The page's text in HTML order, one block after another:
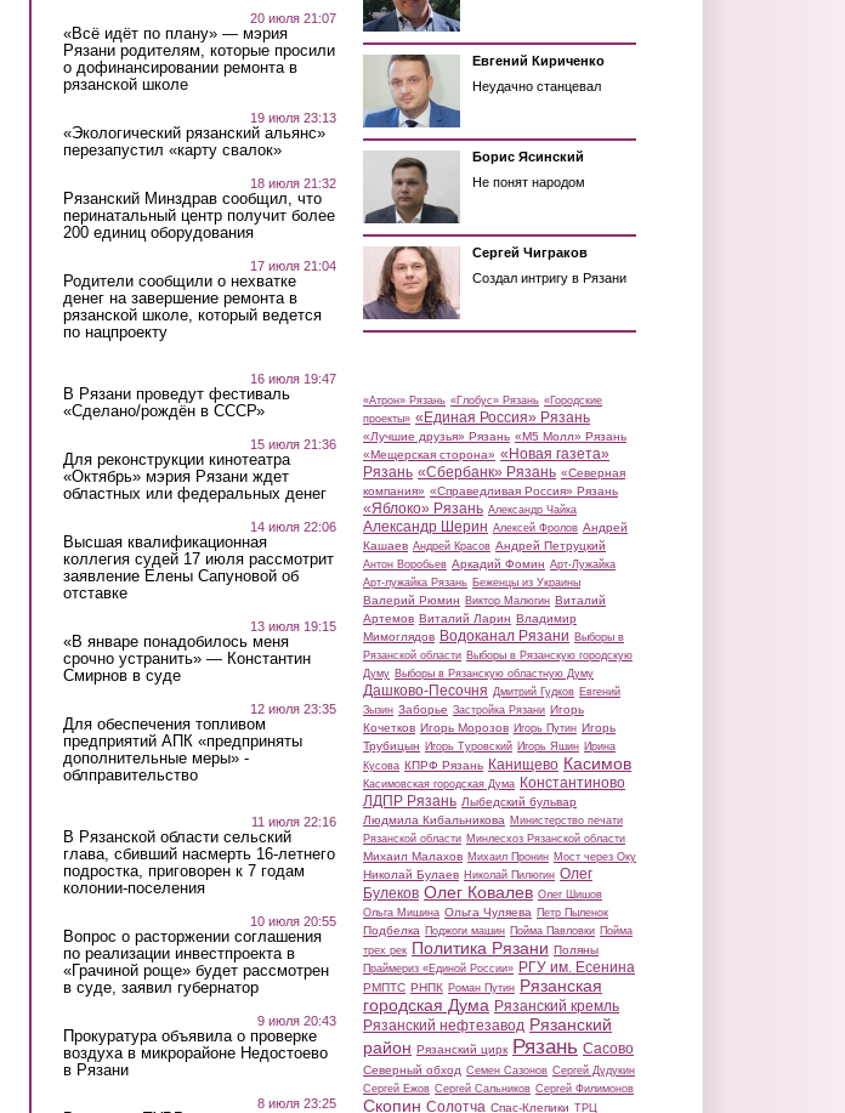
20 июля 21:07
«Всё идёт по плану» — мэрия
Рязани родителям, которые просили
о дофинансировании ремонта в
рязанской школе
19 июля 23:13
«Экологический рязанский альянс»
перезапустил «карту свалок»
18 июля 21:32
Рязанский Минздрав сообщил, что
перинатальный центр получит более
200 единиц оборудования
17 июля 21:04
Родители сообщили о нехватке
денег на завершение ремонта в
рязанской школе, который ведется
по нацпроекту
16 июля 19:47
В Рязани проведут фестиваль
«Сделано/рождён в СССР»
15 июля 21:36
Для реконструкции кинотеатра
«Октябрь» мэрия Рязани ждет
областных или федеральных денег
14 июля 22:06
Высшая квалификационная
коллегия судей 17 июля рассмотрит
заявление Елены Сапуновой об
отставке
13 июля 19:15
«В январе понадобилось меня
срочно устранить» — Константин
Смирнов в суде
12 июля 23:35
Для обеспечения топливом
предприятий АПК «предприняты
дополнительные меры» -
облправительство
11 июля 22:16
В Рязанской области сельский
глава, сбивший насмерть 16-летнего
подростка, приговорен к 7 годам
колонии-поселения
10 июля 20:55
Вопрос о расторжении соглашения
по реализации инвестпроекта в
«Грачиной роще» будет рассмотрен
в суде, заявил губернатор
9 июля 20:43
Прокуратура объявила о проверке
воздуха в микрорайоне Недостоево
в Рязани
8 июля 23:25
Евгений Кириченко
Неудачно станцевал
Борис Ясинский
Не понят народом
Сергей Чиграков
Создал интригу в Рязани
«Атрон» Рязань «Глобус» Рязань «Городские
проекты» «Единая Россия» Рязань
«Лучшие друзья» Рязань «М5 Молл» Рязань
«Мещерская сторона» «Новая газета»
Рязань «Сбербанк» Рязань «Северная
компания» «Справедливая Россия» Рязань
«Яблоко» Рязань Александр Чайка
Александр Шерин Алексей Фролов Андрей
Кашаев Андрей Красов Андрей Петруцкий
Антон Воробьев Аркадий Фомин Арт-Лужайка
Арт-лужайка Рязань Беженцы из Украины
Валерий Рюмин Виктор Малюгин Виталий
Артемов Виталий Ларин Владимир
Мимоглядов Водоканал Рязани Выборы в
Рязанской области Выборы в Рязанскую городскую
Думу Выборы в Рязанскую областную Думу
Дашково-Песочня Дмитрий Гудков Евгений
Зызин Заборье Застройка Рязани Игорь
Кочетков Игорь Морозов Игорь Путин Игорь
Трубицын Игорь Туровский Игорь Яшин Ирина
Кусова КПРФ Рязань Канищево Касимов
Касимовская городская Дума Константиново
ЛДПР Рязань Лыбедский бульвар
Людмила Кибальникова Министерство печати
Рязанской области Минлесхоз Рязанской области
Михаил Малахов Михаил Пронин Мост через Оку
Николай Булаев Николай Пилюгин Олег
Булеков Олег Ковалев Олег Шишов
Ольга Мишина Ольга Чуляева Петр Пыленок
Подбелка Поджоги машин Пойма Павловки Пойма
трех рек Политика Рязани Поляны
Праймериз «Единой России» РГУ им. Есенина
РМПТС РНПК Роман Путин Рязанская
городская Дума Рязанский кремль
Рязанский нефтезавод Рязанский
район Рязанский цирк Рязань Сасово
Северный обход Семен Сазонов Сергей Дудукин
Сергей Ежов Сергей Сальников Сергей Филимонов
Скопин Солотча Спас-Клепики ТРЦ